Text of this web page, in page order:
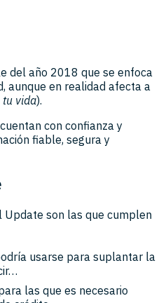
del año 2018 que se enfoca
aunque en realidad afecta a
tu vida).
con confianza y
fiable, segura y
Update son las que cumplen
usarse para suplantar la
las que es necesario